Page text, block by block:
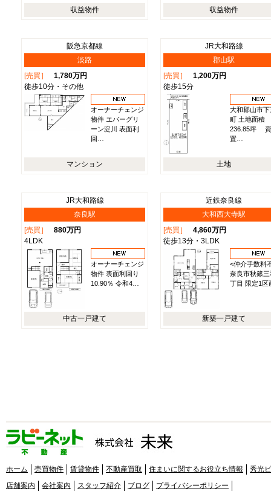
収益物件 収益物件
阪急京都線
淡路
[売買］
1,780万円
徒歩10分・その他
オーナーチェンジ
物件 エバーグリ
ーン淀川 表面利
回…
マンション
JR大和路線
郡山駅
[売買］
1,200万円
徒歩15分
大和郡山市下
町 土地面積
236.85坪
置…
土地
JR大和路線
奈良駅
[売買］
880万円
4LDK
オーナーチェンジ
物件 表面利回り
10.90％ 令和4…
中古一戸建て
近鉄奈良線
大和西大寺駅
[売買］
4,860万円
徒歩13分・3LDK
<仲介手数料
奈良市秋篠三
丁目 限定1
新築一戸建て
ホーム 売買物件 賃貸物件 不動産買取 住まいに関するお役立ち情報
秀光
店舗案内
会社案内 スタッフ紹介 ブログ プライバシーポリシー